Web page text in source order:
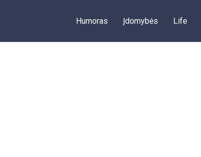
Humoras Įdomybės Life